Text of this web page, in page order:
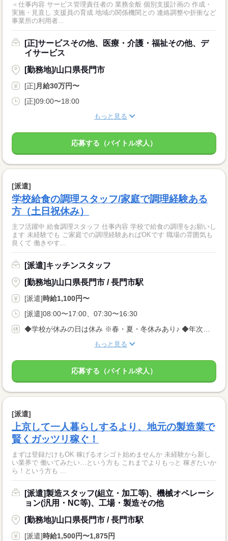
＜仕事内容 サービス管理責任者の 業務全般 個別支援計画の 作成・
実施・見直し 支援員の育成 地域の関係機関との 連絡調整や折衝など
事業所の利用者...
[正]サービスその他、医療・介護・福祉その他、デ
イサービス
[勤務地]/山口県長門市
[正] 月給30万円〜
[正]09:00〜18:00
もっと見る
応募する（バイトル求人）
[派遣]
学校給食の調理スタッフ/家庭で調理経験ある
方（土日祝休み）
主フ活躍中 給食調理スタッフ 仕事内容 学校で給食の調理をお願いし
ます 未経験でも ご家庭での調理経験あればOKです 職場の雰囲気も
良くて 働きやす...
[派遣]キッチンスタッフ
[勤務地]/山口県長門市 / 長門市駅
[派遣]時給1,100円〜
[派遣]08:00〜17:00、07:30〜16:30
もっと見る
応募する（バイトル求人）
[派遣]
上京して一人暮らしするより、地元の製造業で
賢くガッツリ稼ぐ！
まずは登録だけもOK 稼げるオシゴト始めませんか 未経験から新し
い業界で 働いてみたい…という方も これまでよりもっと 稼ぎたいか
ら！という方も ...
[派遣]製造スタッフ(組立・加工等)、機械オペレーシ
ョン(汎用・NC等)、工場・製造その他
[勤務地]/山口県長門市 / 長門市駅
[派遣]時給1,500円〜1,875円